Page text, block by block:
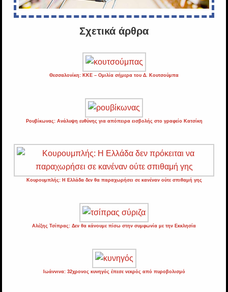
Σχετικά άρθρα
Θεσσαλονίκη: ΚΚΕ – Ομιλία σήμερα του Δ. Κουτσούμπα
Ρουβίκωνας: Ανάλυψη ευθύνης για απόπειρα εισβολής στο γραφείο Κατσίκη
Κουρουμπλής: Η Ελλάδα δεν θα παραχωρήσει σε κανέναν ούτε σπιθαμή γης
Αλέξης Τσίπρας: Δεν θα κάνουμε πίσω στην συμφωνία με την Εκκλησία
Ιωάννινα: 32χρονος κυνηγός έπεσε νεκρός από πυροβολισμό